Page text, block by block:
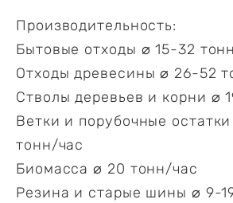
Производительность:
Бытовые отходы ⌀ 15-32
Отходы древесины ⌀ 26-52
Стволы деревьев и корни ⌀
Ветки и порубочные
тонн/час
Биомасса ⌀ 20 тонн/час
Резина и старые шины ⌀ 9-